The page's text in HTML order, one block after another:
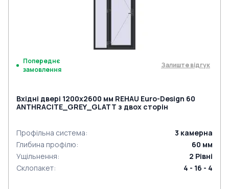
Попереднє
замовлення
Залиште відгук
Вхідні двері 1200x2600 мм REHAU Euro-Design 60
ANTHRACITE_GREY_GLATT з двох сторін
Профільна система: 3 камерна
Глибина профілю: 60 мм
Ущільнення: 2 Рівні
Склопакет: 4 - 16 - 4